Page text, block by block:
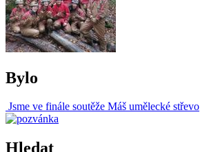
Bylo
Jsme ve finále soutěže Máš umělecké střevo
Hledat